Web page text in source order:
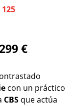
€
con un práctico
CBS que actúa